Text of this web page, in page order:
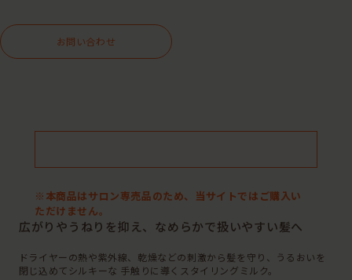
お問い合わせ
946mL
※本商品はサロン専売品のため、当サイトではご購入い
ただけません。
広がりやうねりを抑え、なめらかで扱いやすい髪へ
ドライヤーの熱や紫外線、乾燥などの刺激から髪を守り、うるおいを
閉じ込めてシルキーな 手触りに導くスタイリングミルク。